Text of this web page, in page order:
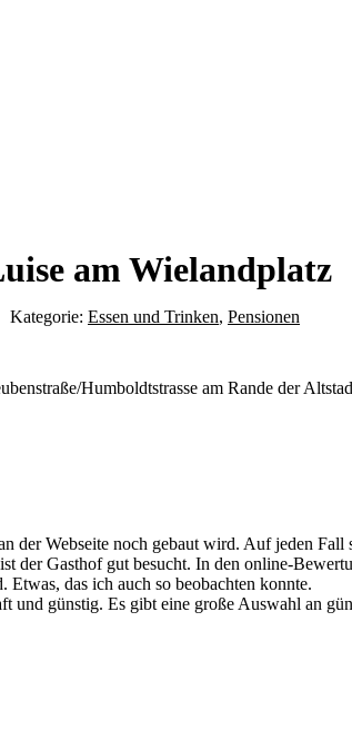
am Wielandplatz
Kategorie: Essen und Trinken, Pensionen
Humboldtstrasse am Rande der
der Webseite noch gebaut wird. Auf jeden Fall
der Gasthof gut besucht. In den online-
das ich auch so beobachten konnte.
und günstig. Es gibt eine große Auswahl an